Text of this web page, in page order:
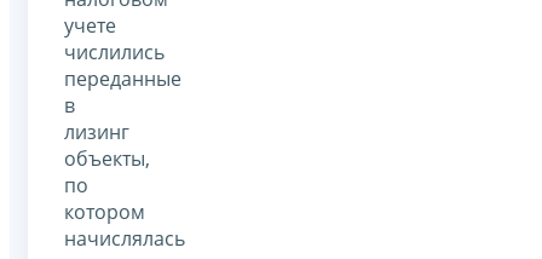
учете
числились
переданные
в
лизинг
объекты,
по
котором
начислялась